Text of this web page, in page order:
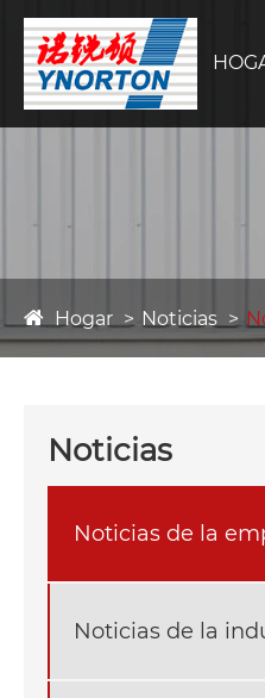
Hogar Noticias
Noticias
Noticias de la
Noticias de la